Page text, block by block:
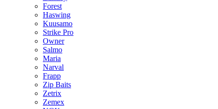
Forest
Haswing
Kuusamo
Strike Pro
Owner
Salmo
Maria
Narval
Frapp
Zip Baits
Zetrix
Zemex